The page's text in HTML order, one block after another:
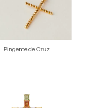
Pingente de Cruz